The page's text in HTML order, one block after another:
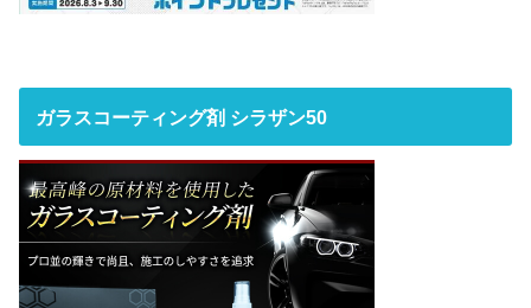
ガラスコーティング剤 シラザン50